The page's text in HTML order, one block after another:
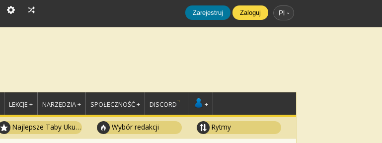
Zarejestruj Zaloguj Pl
LEKCJE + NARZĘDZIA + SPOŁECZNOŚĆ + DISCORD +
Najlepsze Taby Ukulele Wybór redakcji Rytmy